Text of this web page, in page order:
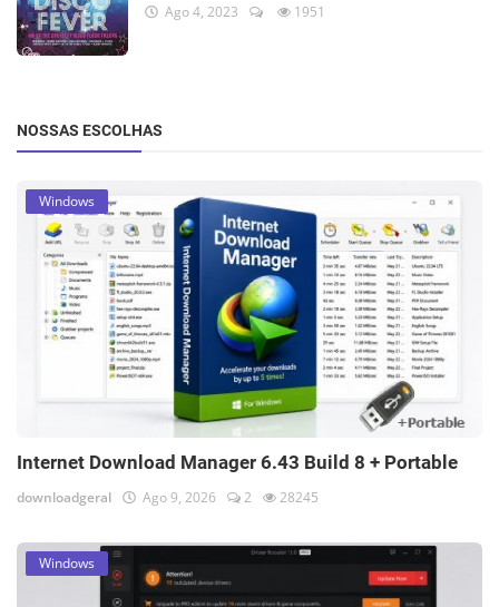
Ago 4, 2023 1951
NOSSAS ESCOLHAS
Windows
Internet Download Manager 6.43 Build 8 + Portable
downloadgeral Ago 9, 2026 2 28245
Windows